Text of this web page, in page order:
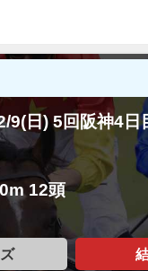
9(日) 5回阪神4日
12頭